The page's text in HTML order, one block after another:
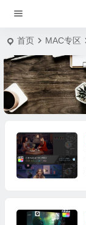
首页 MAC专区